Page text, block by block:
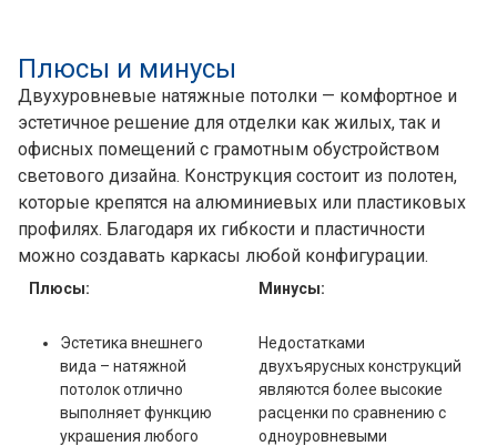
Плюсы и минусы
Двухуровневые натяжные потолки — комфортное и
эстетичное решение для отделки как жилых, так и
офисных помещений с грамотным обустройством
светового дизайна. Конструкция состоит из полотен,
которые крепятся на алюминиевых или пластиковых
профилях. Благодаря их гибкости и пластичности
можно создавать каркасы любой конфигурации.
Плюсы:
Эстетика внешнего
вида – натяжной
потолок отлично
выполняет функцию
украшения любого
Минусы:
Недостатками
двухъярусных конструкций
являются более высокие
расценки по сравнению с
одноуровневыми